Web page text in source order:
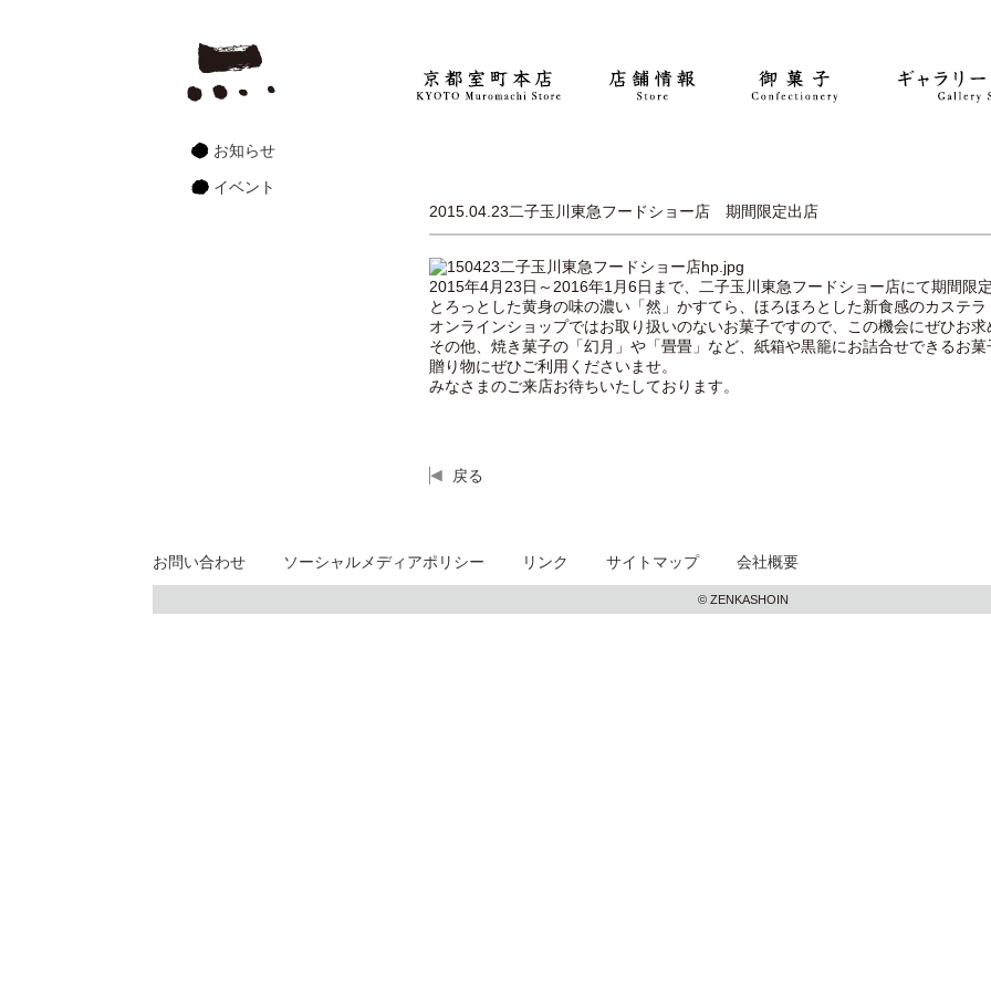
2015.04.23二子玉川東急フードショー店 期間限定出店
2015年4月23日～2016年1月6日まで、二子玉川東急フードショー店にて期間限
とろっとした黄身の味の濃い「然」かすてら、ほろほろとした新食感のカステラ
オンラインショップではお取り扱いのないお菓子ですので、この機会にぜひお求
その他、焼き菓子の「幻月」や「畳畳」など、紙箱や黒籠にお詰合せできるお菓
贈り物にぜひご利用くださいませ。
みなさまのご来店お待ちいたしております。
戻る
お知らせ
イベント
お問い合わせ ソーシャルメディアポリシー リンク サイトマップ 会社概要
© ZENKASHOIN